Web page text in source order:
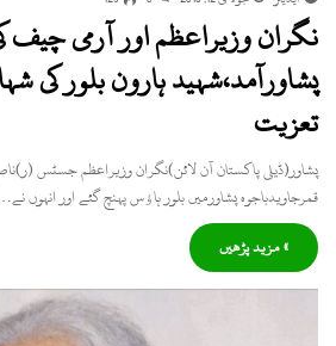
نگران وزیراعظم اور آرمی چیف
پشاورآمد،شہید ہارون بلور کی
تعزیت
پشاور(ڈیلی پاکستان آن لائن)نگران وزیراعظم جسٹس
قمرجاویدباجوہ پشاورمیں بلور ہاﺅس پہنچ گئے اور انہوں
» مزید پڑھیں